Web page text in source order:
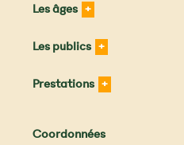
Les âges
Les publics
Prestations
Coordonnées